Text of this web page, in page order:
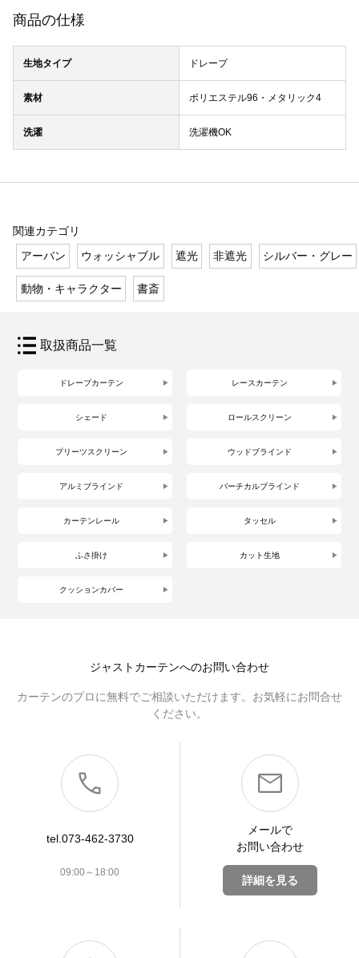
商品の仕様
生地タイプ ドレープ
素材 ポリエステル96・メタリック4
洗濯 洗濯機OK
関連カテゴリ
アーバン
ウォッシャブル 遮光 非遮光 シルバー・グレー
動物・キャラクター 書斎
取扱商品一覧
ドレープカーテン レースカーテン
シェード ロールスクリーン
プリーツスクリーン ウッドブラインド
アルミブラインド バーチカルブラインド
カーテンレール タッセル
ふさ掛け カット生地
クッションカバー
ジャストカーテンへのお問い合わせ
カーテンのプロに無料でご相談いただけます。お気軽にお問合せ
ください。
tel.073-462-3730
09:00～18:00
メールで
お問い合わせ
詳細を見る